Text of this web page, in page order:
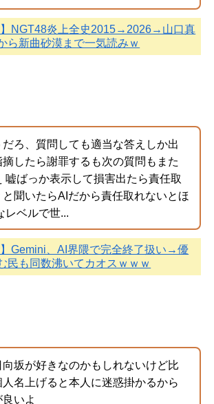
】NGT48炎上全史2015→2026→山口真
ら新曲砂漠まで一気読みｗ
ろ、質問しても適当な答えしか出
摘したら謝罪するも次の質問もまた
嘘ばっか表示して損害出たら責任取
聞いたらAIだから責任取れないとほ
レベルで世...
】Gemini、AI界隈で完全終了扱い→優
民も同数沸いてカオスｗｗｗ
向坂が好きなのかもしれないけど比
名上げると本人に迷惑掛かるから
いよ